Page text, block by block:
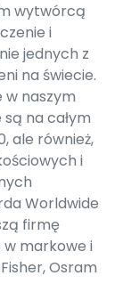
wytwórcą
i
jednych z
na świecie.
w naszym
na całym
ale również,
i
Worldwide
firmę
w markowe i
Osram